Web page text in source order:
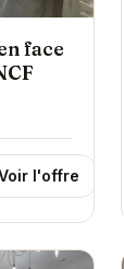
face
l'offre